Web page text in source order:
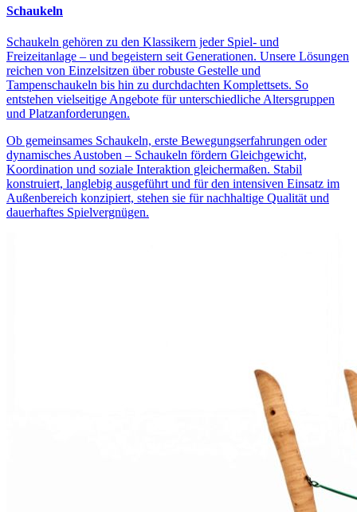
Schaukeln
Schaukeln gehören zu den Klassikern jeder Spiel- und
Freizeitanlage – und begeistern seit Generationen. Unsere Lösungen
reichen von Einzelsitzen über robuste Gestelle und
Tampenschaukeln bis hin zu durchdachten Komplettsets. So
entstehen vielseitige Angebote für unterschiedliche Altersgruppen
und Platzanforderungen.
Ob gemeinsames Schaukeln, erste Bewegungserfahrungen oder
dynamisches Austoben – Schaukeln fördern Gleichgewicht,
Koordination und soziale Interaktion gleichermaßen. Stabil
konstruiert, langlebig ausgeführt und für den intensiven Einsatz im
Außenbereich konzipiert, stehen sie für nachhaltige Qualität und
dauerhaftes Spielvergnügen.